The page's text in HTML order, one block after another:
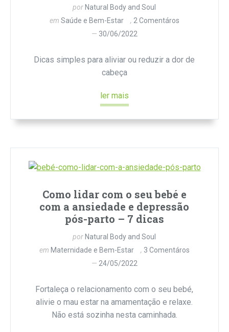
por Natural Body and Soul
em Saúde e Bem-Estar
2 Comentáros
30/06/2022
Dicas simples para aliviar ou reduzir a dor de
cabeça
ler mais
Como lidar com o seu bebé e
com a ansiedade e depressão
pós-parto – 7 dicas
por Natural Body and Soul
em Maternidade e Bem-Estar
3 Comentáros
24/05/2022
Fortaleça o relacionamento com o seu bebé,
alivie o mau estar na amamentação e relaxe.
Não está sozinha nesta caminhada.